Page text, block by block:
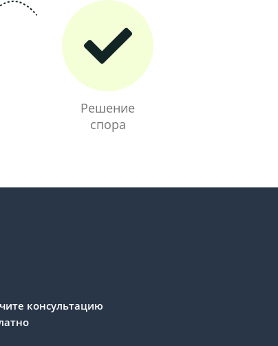
Решение
спора
консультацию